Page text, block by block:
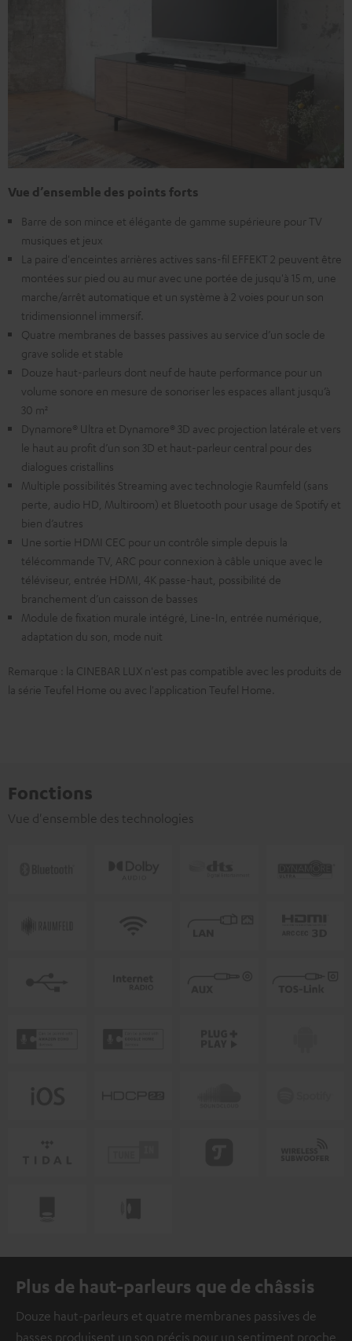
Vue d’ensemble des points forts
Barre de son mince et élégante de gamme supérieure pour TV
musiques et jeux
La paire d'enceintes arrières actives sans-fil EFFEKT 2 peuvent être
montées sur pied ou au mur avec une portée de jusqu'à 15 m, une
marche/arrêt automatique et un système à 2 voies pour un son
tridimensionnel immersif.
Quatre membranes de basses passives au service d’un socle de
grave solide et stable
Douze haut-parleurs dont neuf de haute performance pour un
volume sonore en mesure de sonoriser les espaces allant jusqu’à
30 m²
Dynamore® Ultra et Dynamore® 3D avec projection latérale et vers
le haut au profit d’un son 3D et haut-parleur central pour des
dialogues cristallins
Multiple possibilités Streaming avec technologie Raumfeld (sans
perte, audio HD, Multiroom) et Bluetooth pour usage de Spotify et
bien d’autres
Une sortie HDMI CEC pour un contrôle simple depuis la
télécommande TV, ARC pour connexion à câble unique avec le
téléviseur, entrée HDMI, 4K passe-haut, possibilité de
branchement d’un caisson de basses
Module de fixation murale intégré, Line-In, entrée numérique,
adaptation du son, mode nuit
Remarque : la CINEBAR LUX n'est pas compatible avec les produits de
la série Teufel Home ou avec l'application Teufel Home.
Fonctions
Vue d'ensemble des technologies
Plus de haut-parleurs que de châssis
Douze haut-parleurs et quatre membranes passives de
basses produisent un son précis pour un sentiment proche